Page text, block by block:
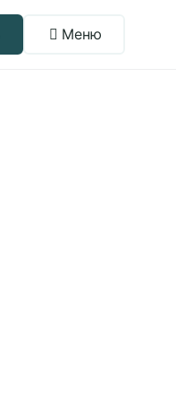
Меню
Забронировать